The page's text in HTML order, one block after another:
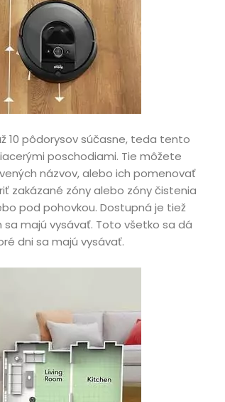
10 pôdorysov súčasne, teda tento
poschodiami. Tie môžete
názvov, alebo ich pomenovať
zakázané zóny alebo zóny čistenia
pod pohovkou. Dostupná je tiež
majú vysávať. Toto všetko sa dá
dni sa majú vysávať.